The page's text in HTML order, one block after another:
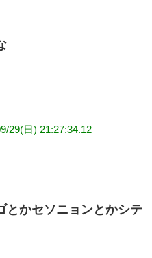
29(日) 21:27:34.12
とかセソニョンとかシテ